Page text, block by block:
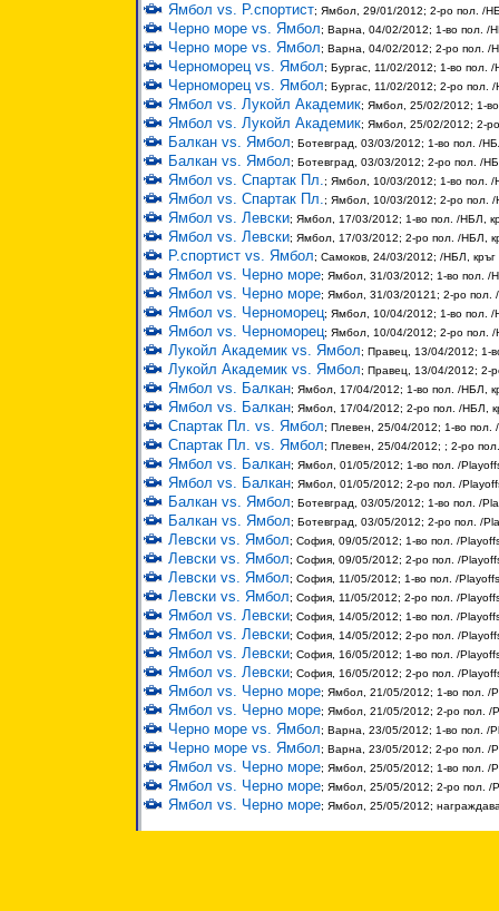
Ямбол vs. Р.спортист; Ямбол, 29/01/2012; 2-ро пол. /
Черно море vs. Ямбол; Варна, 04/02/2012; 1-во пол. /
Черно море vs. Ямбол; Варна, 04/02/2012; 2-ро пол. /
Черноморец vs. Ямбол; Бургас, 11/02/2012; 1-во пол.
Черноморец vs. Ямбол; Бургас, 11/02/2012; 2-ро пол.
Ямбол vs. Лукойл Академик; Ямбол, 25/02/2012; 1-
Ямбол vs. Лукойл Академик; Ямбол, 25/02/2012; 2-
Балкан vs. Ямбол; Ботевград, 03/03/2012; 1-во пол. /
Балкан vs. Ямбол; Ботевград, 03/03/2012; 2-ро пол. /
Ямбол vs. Спартак Пл.; Ямбол, 10/03/2012; 1-во пол. /
Ямбол vs. Спартак Пл.; Ямбол, 10/03/2012; 2-ро пол. /
Ямбол vs. Левски; Ямбол, 17/03/2012; 1-во пол. /НБЛ,
Ямбол vs. Левски; Ямбол, 17/03/2012; 2-ро пол. /НБЛ,
Р.спортист vs. Ямбол; Самоков, 24/03/2012; /НБЛ, кръг
Ямбол vs. Черно море; Ямбол, 31/03/2012; 1-во пол. /
Ямбол vs. Черно море; Ямбол, 31/03/20121; 2-ро пол.
Ямбол vs. Черноморец; Ямбол, 10/04/2012; 1-во пол. /
Ямбол vs. Черноморец; Ямбол, 10/04/2012; 2-ро пол. /
Лукойл Академик vs. Ямбол; Правец, 13/04/2012; 1-
Лукойл Академик vs. Ямбол; Правец, 13/04/2012; 2-
Ямбол vs. Балкан; Ямбол, 17/04/2012; 1-во пол. /НБЛ,
Ямбол vs. Балкан; Ямбол, 17/04/2012; 2-ро пол. /НБЛ,
Спартак Пл. vs. Ямбол; Плевен, 25/04/2012; 1-во пол.
Спартак Пл. vs. Ямбол; Плевен, 25/04/2012; ; 2-ро
Ямбол vs. Балкан; Ямбол, 01/05/2012; 1-во пол. /
Ямбол vs. Балкан; Ямбол, 01/05/2012; 2-ро пол. /
Балкан vs. Ямбол; Ботевград, 03/05/2012; 1-во пол. /
Балкан vs. Ямбол; Ботевград, 03/05/2012; 2-ро пол. /
Левски vs. Ямбол; София, 09/05/2012; 1-во пол. /
Левски vs. Ямбол; София, 09/05/2012; 2-ро пол. /
Левски vs. Ямбол; София, 11/05/2012; 1-во пол. /
Левски vs. Ямбол; София, 11/05/2012; 2-ро пол. /
Ямбол vs. Левски; София, 14/05/2012; 1-во пол. /
Ямбол vs. Левски; София, 14/05/2012; 2-ро пол. /
Ямбол vs. Левски; София, 16/05/2012; 1-во пол. /
Ямбол vs. Левски; София, 16/05/2012; 2-ро пол. /
Ямбол vs. Черно море; Ямбол, 21/05/2012; 1-во пол. /
Ямбол vs. Черно море; Ямбол, 21/05/2012; 2-ро пол. /
Черно море vs. Ямбол; Варна, 23/05/2012; 1-во пол. /
Черно море vs. Ямбол; Варна, 23/05/2012; 2-ро пол. /
Ямбол vs. Черно море; Ямбол, 25/05/2012; 1-во пол. /
Ямбол vs. Черно море; Ямбол, 25/05/2012; 2-ро пол. /
Ямбол vs. Черно море; Ямбол, 25/05/2012;